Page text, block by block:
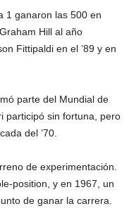
1 ganaron las 500 en
Hill al año
Fittipaldi en el ’89 y en
parte del Mundial de
participó sin fortuna, pero
del ’70.
de experimentación.
position, y en 1967, un
de ganar la carrera.